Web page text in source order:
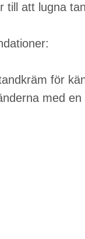
till att lugna
för
med